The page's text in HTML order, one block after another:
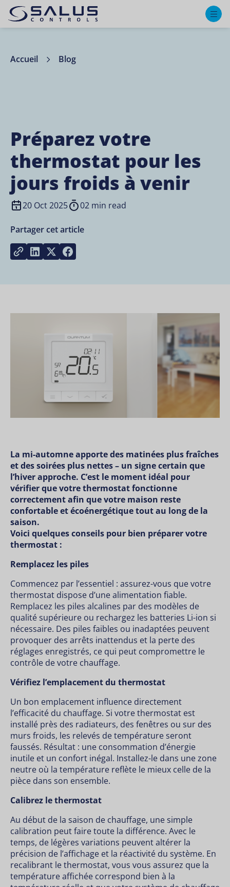
Accueil Blog
Préparez votre
thermostat pour les
jours froids à venir
20 Oct 2025 02 min read
Partager cet article
Copy linkShare on LinkedIn
Share on Twitter
La mi-automne apporte des matinées plus fraîches
et des soirées plus nettes – un signe certain que
l’hiver approche. C’est le moment idéal pour
vérifier que votre thermostat fonctionne
correctement afin que votre maison reste
confortable et écoénergétique tout au long de la
saison.
Voici quelques conseils pour bien préparer votre
thermostat :
Remplacez les piles
Commencez par l’essentiel : assurez-vous que votre
thermostat dispose d’une alimentation fiable.
Remplacez les piles alcalines par des modèles de
qualité supérieure ou rechargez les batteries Li-ion si
nécessaire. Des piles faibles ou inadaptées peuvent
provoquer des arrêts inattendus et la perte des
réglages enregistrés, ce qui peut compromettre le
contrôle de votre chauffage.
Vérifiez l’emplacement du thermostat
Un bon emplacement influence directement
l’efficacité du chauffage. Si votre thermostat est
installé près des radiateurs, des fenêtres ou sur des
murs froids, les relevés de température seront
faussés. Résultat : une consommation d’énergie
inutile et un confort inégal. Installez-le dans une zone
neutre où la température reflète le mieux celle de la
pièce dans son ensemble.
Calibrez le thermostat
Au début de la saison de chauffage, une simple
calibration peut faire toute la différence. Avec le
temps, de légères variations peuvent altérer la
précision de l’affichage et la réactivité du système. En
recalibrant le thermostat, vous vous assurez que la
température affichée correspond bien à la